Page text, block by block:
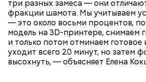
три разных замеса — они
фракции шамота. Мы учитываем
— это около восьми процентов,
модель на 3D-принтере, снимаем
и только потом отминаем готовое
уходит всего 20 минут, но затем
высохнуть, — объясняет Елена
лакокрасочному покрытию.
здесь будут проходить более
автомехаников и мастеров-
и слесарного цехов. В этом же
мастерская по ремонту
производственного обучения
рассказал, что ее оснастили
В числе индустриальных
предпрофессиональных
«Газпром-медиа холдинг»,
«Москва Медиа» и другие. Их
помогают школьникам
профессии, делятся опытом и
навыками. Свои проекты ученики